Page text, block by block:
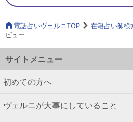
電話占いヴェルニTOP 在籍占い師検
ビュー
サイトメニュー
初めての方へ
ヴェルニが大事にしていること